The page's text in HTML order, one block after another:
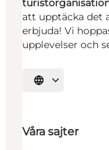
att upptäcka det
erbjuda! Vi
upplevelser och
Välj språk
Våra sajter